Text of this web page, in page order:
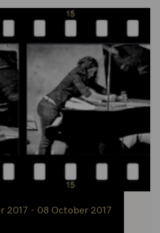
2017 - 08 October 2017